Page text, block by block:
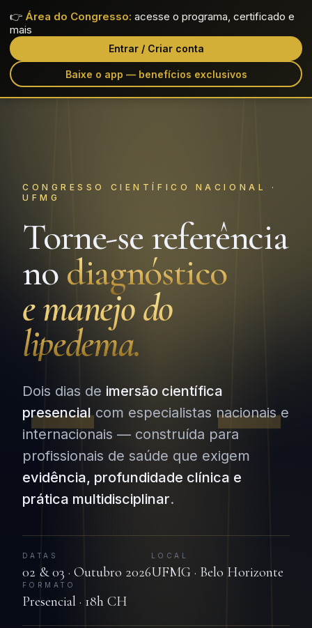
👉 Área do Congresso: acesse o programa, certificado e
mais
Entrar / Criar conta
Baixe o app — benefícios exclusivos
LipedemaScience EDIÇÃO 2026
CONGRESSO CIENTÍFICO NACIONAL ·
UFMG
Torne-se referência
no diagnóstico
e manejo do
lipedema.
Dois dias de imersão científica
presencialcom especialistas nacionais e
internacionais — construída para
profissionais de saúde que exigem
evidência, profundidade clínica e
prática multidisciplinar.
DATAS
02 & 03 · Outubro 2026
LOCAL
UFMG · Belo Horizonte
FORMATO
Presencial · 18h CH